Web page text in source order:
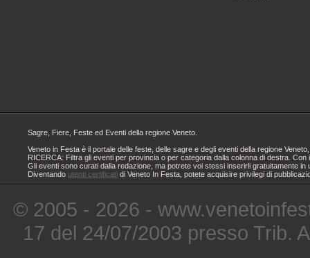
Sagre, Fiere, Feste ed Eventi della regione Veneto.
Veneto in Festa è il portale delle feste, delle sagre e degli eventi della regione
RICERCA: Filtra gli eventi per provincia o per categoria dalla colonna di destra.
Gli eventi sono curati dalla redazione, ma potrete voi stessi inserirli gratuitamente
Diventando utenti certificati di Veneto In Festa, potete acquisire privilegi di
© 2005 - 2026 -
17 del 24/07/2003 presso Trib.